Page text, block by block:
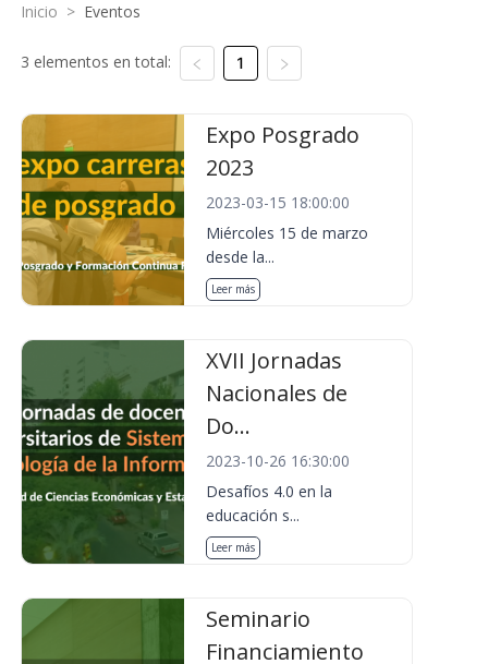
Inicio > Eventos
3 elementos en total: 1
Expo Posgrado
2023
2023-03-15 18:00:00
Miércoles 15 de marzo
desde la...
Leer más
XVII Jornadas
Nacionales de
Do...
2023-10-26 16:30:00
Desafíos 4.0 en la
educación s...
Leer más
Seminario
Financiamiento